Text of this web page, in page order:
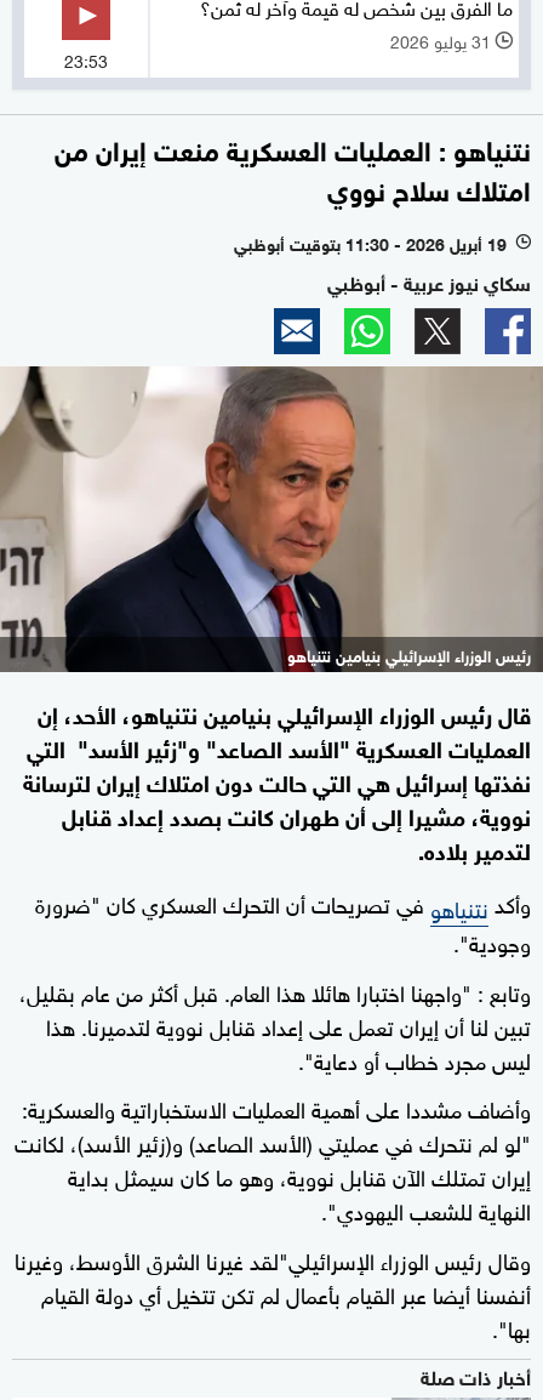
l 31 يوليو 2026
23:53
نتنياهو : العمليات العسكرية منعت إيران من
امتلاك سلاح نووي
l 19 أبريل 2026 - 11:30 بتوقيت أبوظبي
سكاي نيوز عربية - أبوظبي
رئيس الوزراء الإسرائيلي بنيامين نتنياهو
قال رئيس الوزراء الإسرائيلي بنيامين نتنياهو، الأحد، إن
العمليات العسكرية "الأسد الصاعد" و"زئير الأسد" التي
نفذتها إسرائيل هي التي حالت دون امتلاك إيران لترسانة
نووية، مشيرا إلى أن طهران كانت بصدد إعداد قنابل
لتدمير بلاده.
وأكدنتنياهو في تصريحات أن التحرك العسكري كان "ضرورة
وجودية".
وتابع : "واجهنا اختبارا هائلا هذا العام. قبل أكثر من عام بقليل،
تبين لنا أن إيران تعمل على إعداد قنابل نووية لتدميرنا. هذا
ليس مجرد خطاب أو دعاية".
وأضاف مشددا على أهمية العمليات الاستخباراتية والعسكرية:
"لو لم نتحرك في عمليتي (الأسد الصاعد) و(زئير الأسد)، لكانت
إيران تمتلك الآن قنابل نووية، وهو ما كان سيمثل بداية
النهاية للشعب اليهودي".
وقال رئيس الوزراء الإسرائيلي"لقد غيرنا الشرق الأوسط، وغيرنا
أنفسنا أيضا عبر القيام بأعمال لم تكن تتخيل أي دولة القيام
بها".
أخبار ذات صلة